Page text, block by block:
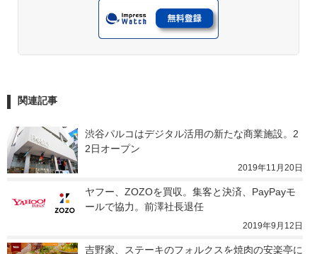
関連記事
渋谷パルコはデジタル活用の新たな商業施設。2
2日オープン
2019年11月20日
ヤフー、ZOZOを買収。集客と決済、PayPayモ
ールで協力。前澤社長退任
2019年9月12日
吉野家、ステーキのフォルクスを焼肉の安楽亭に